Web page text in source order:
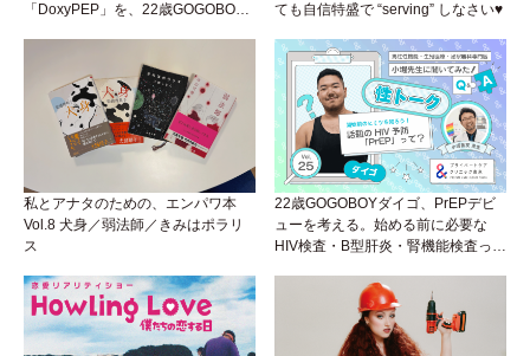
「DoxyPEP」を、22歳GOGOBOY
（Vol.26）
ても自信特盛で “serving” しなさい♥
私とアナタのための、エンパワ本
Vol.8 犬身／弱法師／きみはポラリ
ス
22歳GOGOBOYダイゴ、PrEPデビ
ューを考える。始める前に必要な
HIV検査・B型肝炎・腎機能検査っ
性トーク～聞きにくいことは小堀先
生に聞けばイイ！（Vol.25）